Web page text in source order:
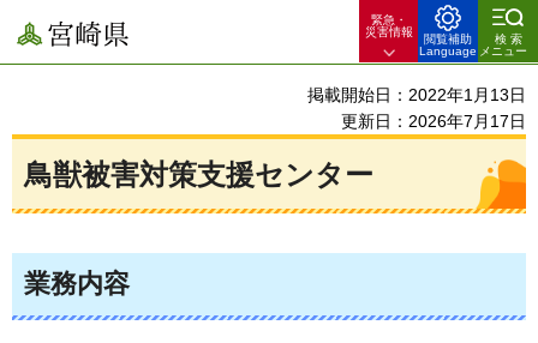
宮崎県
緊急・
災害情報
閲覧補助
Language
検索
メニュー
掲載開始日：2022年1月13日
更新日：2026年7月17日
鳥獣被害対策支援センター
業務内容